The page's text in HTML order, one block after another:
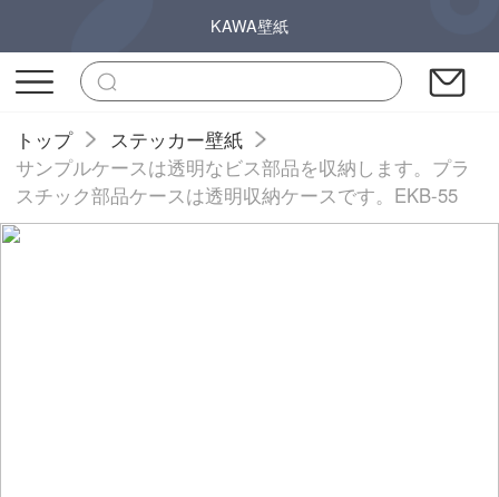
KAWA壁紙
トップ
ステッカー壁紙
サンプルケースは透明なビス部品を収納します。プラ
スチック部品ケースは透明収納ケースです。EKB-55